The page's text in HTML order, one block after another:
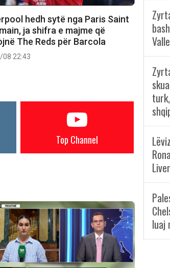
hedh sytë nga Paris Saint
ja shifra e majme që
The Reds për Barcola
08 22:43
Top Channel
luaj